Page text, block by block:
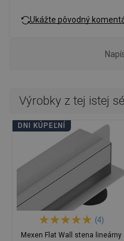
Ukážte pôvodný
Výrobky z tej istej
DNI KÚPEĽNÍ
(4)
Mexen Flat Wall stena lineárny